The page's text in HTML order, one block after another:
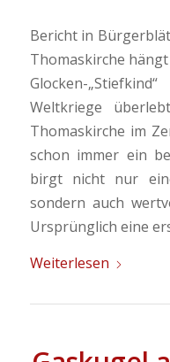
Bericht in
Thomaskirche hängt
Glocken-
Weltkriege
Thomaskirche im
schon immer ein
birgt nicht nur
sondern auch
Ursprünglich eine
Weiterlesen